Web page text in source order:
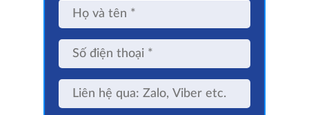
Họ
tên
Số
điện
thoại
Liên
qua: